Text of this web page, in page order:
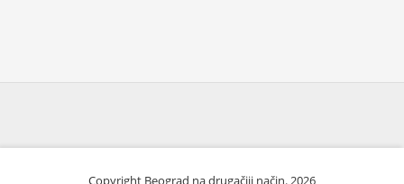
Copyright Beograd na drugačiji način. 2026